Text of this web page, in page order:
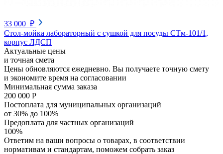
33 000 ₽
Стол-мойка лабораторный с сушкой для посуды СТм-101/1,
корпус ЛДСП
Актуальные цены
и точная смета
Цены обновляются ежедневно. Вы получаете точную смету
и экономите время на согласовании
Минимальная сумма заказа
200 000 Р
Постоплата для муниципальных организаций
от 30% до 100%
Предоплата для частных организаций
100%
Ответим на ваши вопросы о товарах, в соответствии
нормативам и стандартам, поможем собрать заказ